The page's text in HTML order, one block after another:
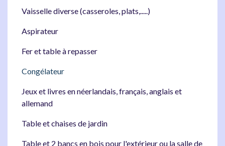
Vaisselle diverse (casseroles, plats,.....)
Aspirateur
Fer et table à repasser
Congélateur
Jeux et livres en néerlandais, français, anglais et
allemand
Table et chaises de jardin
Table et 2 bancs en bois pour l'extérieur ou la salle de